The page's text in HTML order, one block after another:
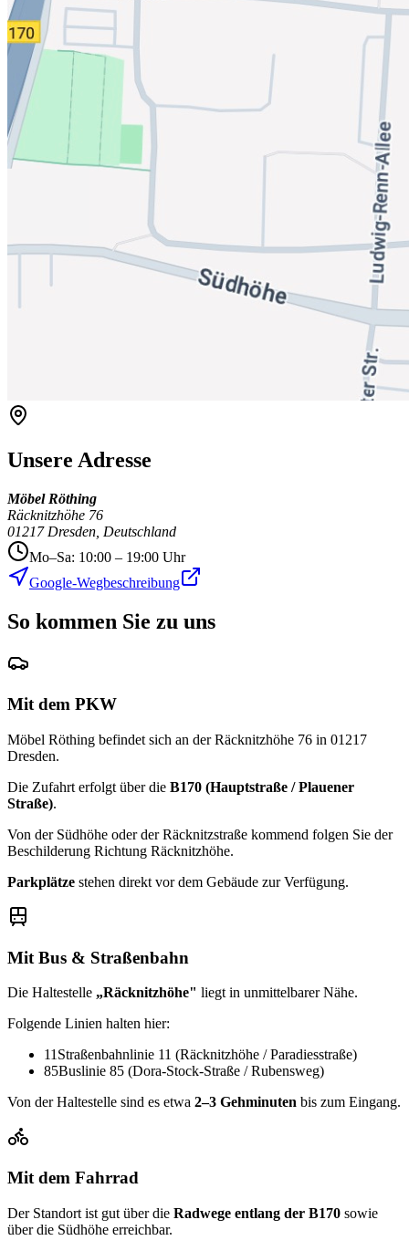
Unsere Adresse
Möbel Röthing
Räcknitzhöhe 76
01217 Dresden, Deutschland
Mo–Sa: 10:00 – 19:00 Uhr
Google-Wegbeschreibung
So kommen Sie zu uns
Mit dem PKW
Möbel Röthing befindet sich an der Räcknitzhöhe 76 in 01217
Dresden.
Die Zufahrt erfolgt über die B170 (Hauptstraße / Plauener
Straße).
Von der Südhöhe oder der Räcknitzstraße kommend folgen Sie der
Beschilderung Richtung Räcknitzhöhe.
Parkplätze stehen direkt vor dem Gebäude zur Verfügung.
Mit Bus & Straßenbahn
Die Haltestelle „Räcknitzhöhe" liegt in unmittelbarer Nähe.
Folgende Linien halten hier:
11 Straßenbahnlinie 11 (Räcknitzhöhe / Paradiesstraße)
85Buslinie 85 (Dora-Stock-Straße / Rubensweg)
Von der Haltestelle sind es etwa 2–3 Gehminuten bis zum Eingang.
Mit dem Fahrrad
Der Standort ist gut über die Radwege entlang der B170 sowie
über die Südhöhe erreichbar.